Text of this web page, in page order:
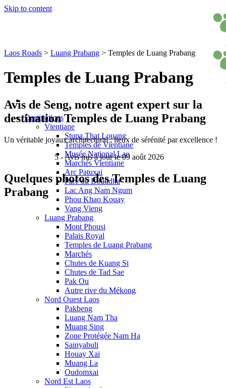
Skip to content
Destinations
Vientiane
Stupa That Louang
Temples de Vientiane
Musée National Lao
Marchés Vientiane
Arc Patuxai
Parc du Bouddha
Lac Ang Nam Ngum
Phou Khao Kouay
Vang Vieng
Luang Prabang
Mont Phousi
Palais Royal
Temples de Luang Prabang
Marchés
Chutes de Kuang Si
Chutes de Tad Sae
Pak Ou
Autre rive du Mékong
Nord Ouest Laos
Pakbeng
Luang Nam Tha
Muang Sing
Zone Protégée Nam Ha
Sainyabuli
Houay Xai
Muang La
Oudomxai
Nord Est Laos
Laos Roads > Luang Prabang > Temples de Luang Prabang
Temples de Luang Prabang
Avis de Seng, notre agent expert sur la
destination Temples de Luang Prabang
Un véritable joyaux architectural ; lieux de sérénité par excellence !
5- Avis mis à jour le 09 août 2026
Quelques photos des Temples de Luang
Prabang